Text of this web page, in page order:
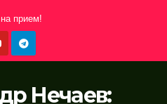
прием!
Нечаев: